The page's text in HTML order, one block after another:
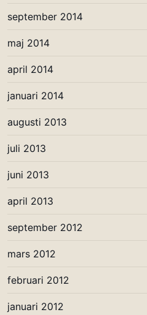
september 2014
maj 2014
april 2014
januari 2014
augusti 2013
juli 2013
juni 2013
april 2013
september 2012
mars 2012
februari 2012
januari 2012